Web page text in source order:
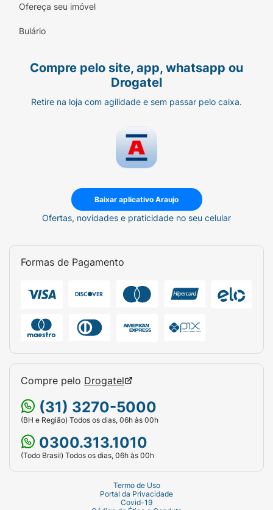
Ofereça seu imóvel
Bulário
Compre pelo site, app, whatsapp ou
Drogatel
Retire na loja com agilidade e sem passar pelo caixa.
Baixar aplicativo Araujo
Ofertas, novidades e praticidade no seu celular
Formas de Pagamento
Compre pelo Drogatel
(31) 3270-5000
(BH e Região) Todos os dias, 06h às 00h
0300.313.1010
(Todo Brasil) Todos os dias, 06h às 00h
Termo de Uso
Portal da Privacidade
Covid-19